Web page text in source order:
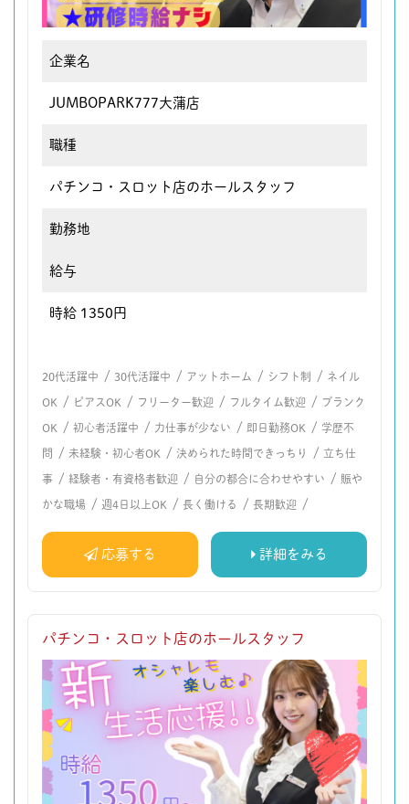
企業名
JUMBOPARK777大蒲店
職種
パチンコ・スロット店のホールスタッフ
勤務地
給与
時給 1350円
20代活躍中 / 30代活躍中 / アットホーム / シフト制 / ネイル
OK / ピアスOK / フリーター歓迎 / フルタイム歓迎 / ブランク
OK / 初心者活躍中 / 力仕事が少ない / 即日勤務OK / 学歴不
問 / 未経験・初心者OK / 決められた時間できっちり / 立ち仕
事 / 経験者・有資格者歓迎 / 自分の都合に合わせやすい / 賑や
かな職場 / 週4日以上OK / 長く働ける / 長期歓迎 /
応募する 詳細をみる
パチンコ・スロット店のホールスタッフ